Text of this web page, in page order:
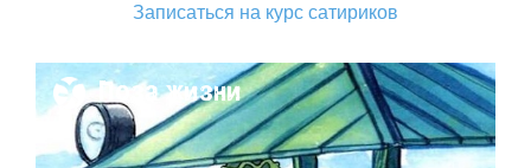
Записаться на курс сатириков
Поза жизни